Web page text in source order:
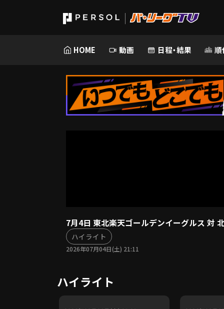
HOME 動画 日程・結果 順
7月4日 東北楽天ゴールデンイーグルス 対
ハイライト
2026年07月04日(土) 21:11
ハイライト